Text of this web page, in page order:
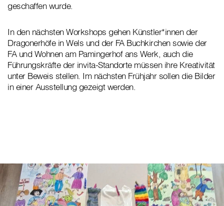
geschaffen wurde.
In den nächsten Workshops gehen Künstler*innen der
Dragonerhöfe in Wels und der FA Buchkirchen sowie der
FA und Wohnen am Pamingerhof ans Werk, auch die
Führungskräfte der invita-Standorte müssen ihre Kreativität
unter Beweis stellen. Im nächsten Frühjahr sollen die Bilder
in einer Ausstellung gezeigt werden.